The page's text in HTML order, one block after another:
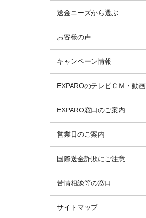
送金ニーズから選ぶ
お客様の声
キャンペーン情報
EXPAROのテレビＣＭ・動画
EXPARO窓口のご案内
営業日のご案内
国際送金詐欺にご注意
苦情相談等の窓口
サイトマップ